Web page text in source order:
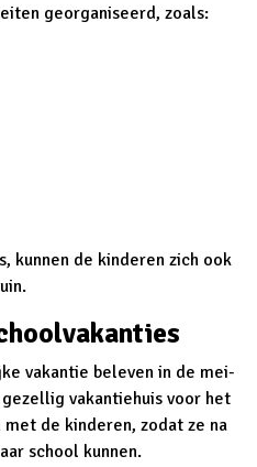
georganiseerd, zoals:
kunnen de kinderen zich ook
vakantie beleven in de mei-
vakantiehuis voor het
de kinderen, zodat ze na
school kunnen.